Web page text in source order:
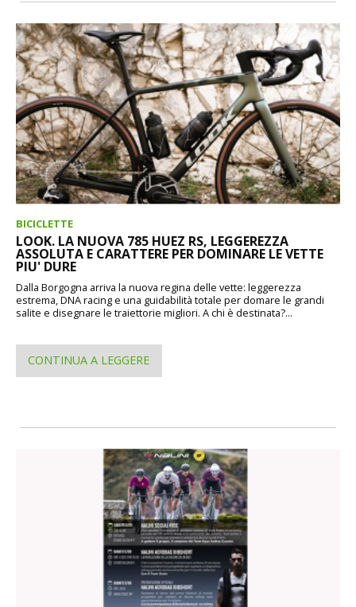
BICICLETTE
LOOK. LA NUOVA 785 HUEZ RS, LEGGEREZZA
ASSOLUTA E CARATTERE PER DOMINARE LE VETTE
PIU' DURE
Dalla Borgogna arriva la nuova regina delle vette: leggerezza
estrema, DNA racing e una guidabilità totale per domare le grandi
salite e disegnare le traiettorie migliori. A chi è destinata?...
CONTINUA A LEGGERE